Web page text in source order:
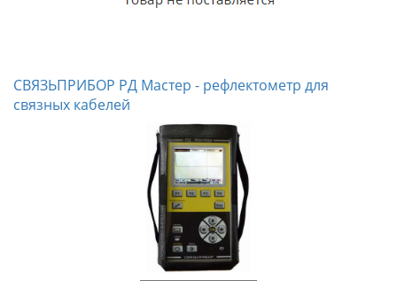
СВЯЗЬПРИБОР РД Мастер - рефлектометр для
связных кабелей